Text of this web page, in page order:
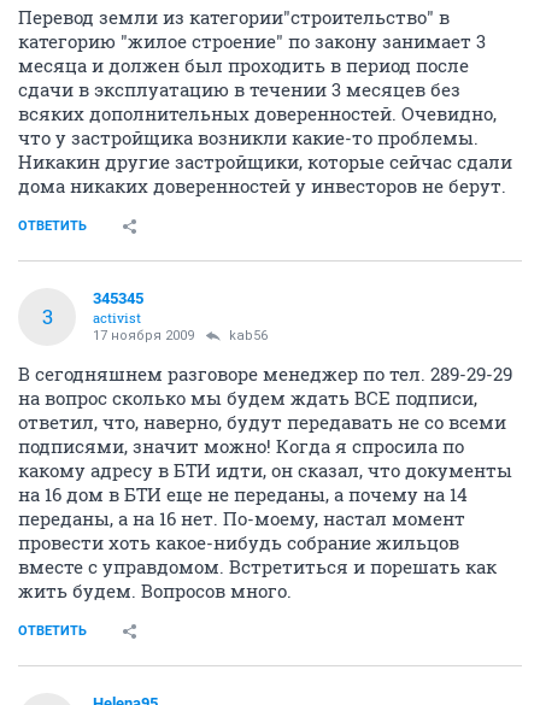
Перевод земли из категории"строительство" в
категорию "жилое строение" по закону занимает 3
месяца и должен был проходить в период после
сдачи в эксплуатацию в течении 3 месяцев без
всяких дополнительных доверенностей. Очевидно,
что у застройщика возникли какие-то проблемы.
Никакин другие застройщики, которые сейчас сдали
дома никаких доверенностей у инвесторов не берут.
ОТВЕТИТЬ
3
345345
activist
17 ноября 2009 kab56
В сегодняшнем разговоре менеджер по тел. 289-29-29
на вопрос сколько мы будем ждать ВСЕ подписи,
ответил, что, наверно, будут передавать не со всеми
подписями, значит можно! Когда я спросила по
какому адресу в БТИ идти, он сказал, что документы
на 16 дом в БТИ еще не переданы, а почему на 14
переданы, а на 16 нет. По-моему, настал момент
провести хоть какое-нибудь собрание жильцов
вместе с управдомом. Встретиться и порешать как
жить будем. Вопросов много.
ОТВЕТИТЬ